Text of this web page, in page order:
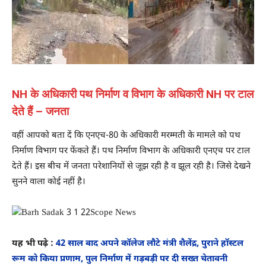
NH के अधिकारी पथ निर्माण व विभाग के अधिकारी NH पर टाल
देते हैं – जनता
वहीं आपको बता दें कि एनएच-80 के अधिकारी मरम्मती के मामले को पथ
निर्माण विभाग पर फेंकते हैं। पथ निर्माण विभाग के अधिकारी एनएच पर टाल
देते हैं। इस बीच में जनता परेशानियों से जूझ रही है व झूल रही है। जिसे देखने
सुनने वाला कोई नहीं है।
यह भी पढ़े : 42 साल बाद अपने कॉलेज लौटे मंत्री शैलेंद्र, पुराने हॉस्टल
रूम को किया प्रणाम, पुल निर्माण में गड़बड़ी पर दी सख्त चेतावनी